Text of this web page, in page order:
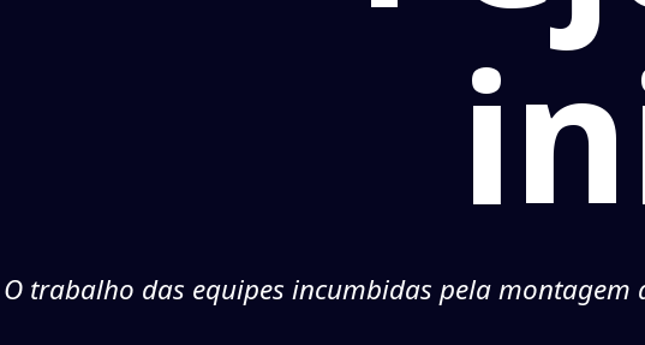
O trabalho das equipes incumbidas pela